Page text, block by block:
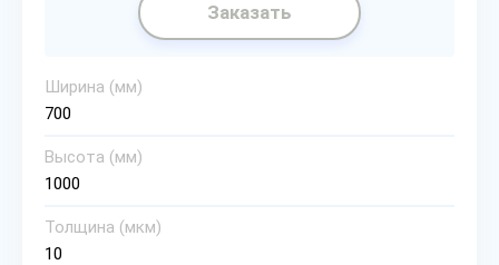
Заказать
Ширина (мм)
700
Высота (мм)
1000
Толщина (мкм)
10